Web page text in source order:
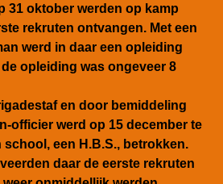
31 oktober werden op kamp
rekruten ontvangen. Met een
werd in daar een opleiding
opleiding was ongeveer 8
en door bemiddeling
officier werd op 15 december te
school, een H.B.S., betrokken.
daar de eerste rekruten